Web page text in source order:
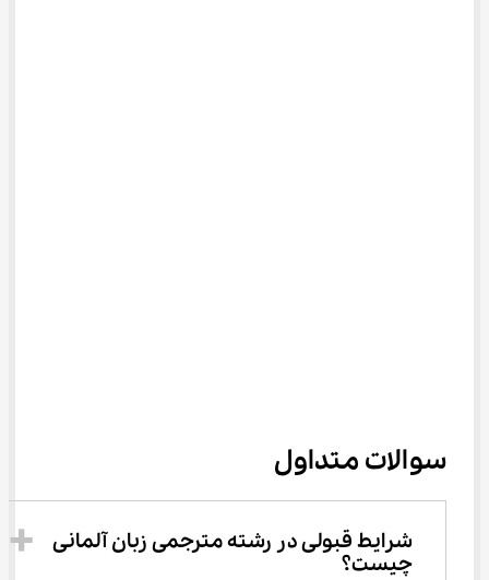
سوالات متداول
شرایط قبولی در رشته مترجمی زبان آلمانی
چیست؟